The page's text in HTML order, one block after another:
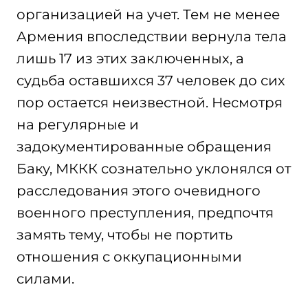
организацией на учет. Тем не менее
Армения впоследствии вернула тела
лишь 17 из этих заключенных, а
судьба оставшихся 37 человек до сих
пор остается неизвестной. Несмотря
на регулярные и
задокументированные обращения
Баку, МККК сознательно уклонялся от
расследования этого очевидного
военного преступления, предпочтя
замять тему, чтобы не портить
отношения с оккупационными
силами.